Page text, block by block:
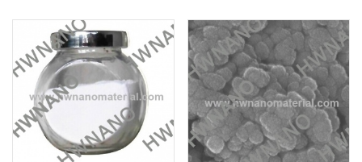
additifs d'alliage, les matériaux
optiques.
dans les catalyseurs de synthèse
organique.